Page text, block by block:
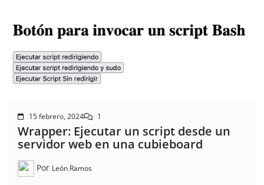
15 febrero, 2024 1
Wrapper: Ejecutar un script desde un
servidor web en una cubieboard
Por León Ramos